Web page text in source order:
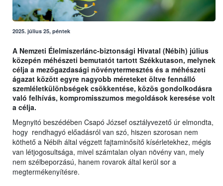
2025. július 25, péntek
A Nemzeti Élelmiszerlánc-biztonsági Hivatal (Nébih) július
közepén méhészeti bemutatót tartott Székkutason, melynek
célja a mezőgazdasági növénytermesztés és a méhészeti
ágazat között egyre nagyobb méreteket öltve fennálló
szemléletkülönbségek csökkentése, közös gondolkodásra
való felhívás, kompromisszumos megoldások keresése volt
a célja.
Megnyitó beszédében Csapó József osztályvezető úr elmondta,
hogy rendhagyó előadásról van szó, hiszen szorosan nem
köthető a Nébih által végzett fajtaminősítő kísérletekhez, mégis
van létjogosultsága, mivel számtalan olyan növény van, mely
nem szélbeporzású, hanem rovarok által kerül sor a
megtermékenyítésre.